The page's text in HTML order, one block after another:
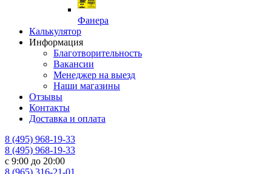
Фанера
Калькулятор
Информация
Благотворительность
Вакансии
Менеджер на выезд
Наши магазины
Отзывы
Контакты
Доставка и оплата
8 (495) 968-19-33
8 (495) 968-19-33
с 9:00 до 20:00
8 (965) 316-21-01